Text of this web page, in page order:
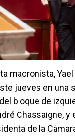
macronista,
jueves en una
bloque de
Chassaigne,
de la